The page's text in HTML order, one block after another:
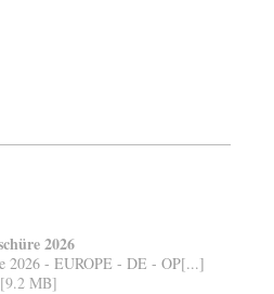
2026
2026 - EUROPE - DE - OP[...]
MB]